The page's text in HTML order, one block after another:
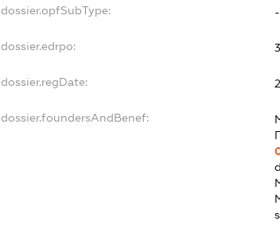
dossier.opfSubType: -
dossier.edrpo:
dossier.regDate:
dossier.foundersAndBenef: